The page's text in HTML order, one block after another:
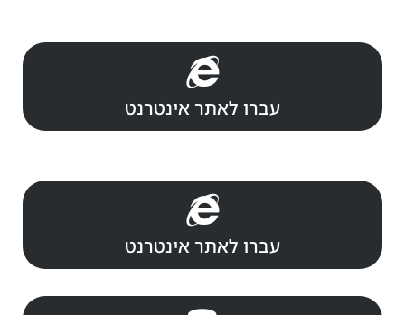
עברו לאתר אינטרנט
עברו לאתר אינטרנט